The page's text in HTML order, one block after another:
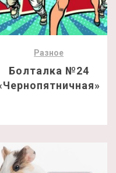
Разное
Болталка №24